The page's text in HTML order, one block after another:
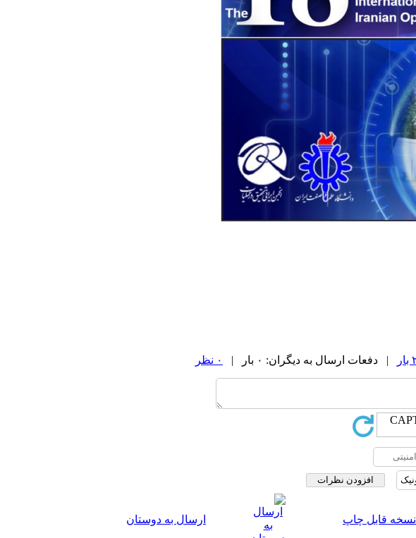
| دفعات ارسال به دیگران: ۰ بار | ۰ نظر
نسخه قابل چاپ ارسال به دوستان